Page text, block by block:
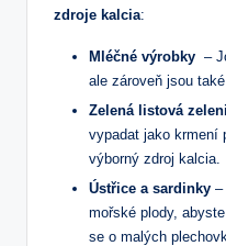
zdroje kalcia:
Mléčné výrobky
–
ale zároveň jsou
Zelená listová
vypadat jako krmení‍
výborný zdroj kalcia.
Ústřice a sardinky –
⁤mořské plody,
se o malých